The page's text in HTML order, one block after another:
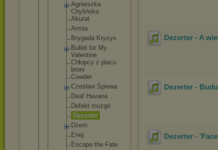
Agnieszka
Chylińska
Akurat
Armia
Brygada Kryzys
Bullet for My
Valentine
Chłopcy z placu
broni
Cowder
Czesław Śpiewa
Deaf Havana
Defekt muzgó
Dezerter
Dżem
Enej
Escape the Fate
Dezerter - A
Dezerter -
Dezerter -